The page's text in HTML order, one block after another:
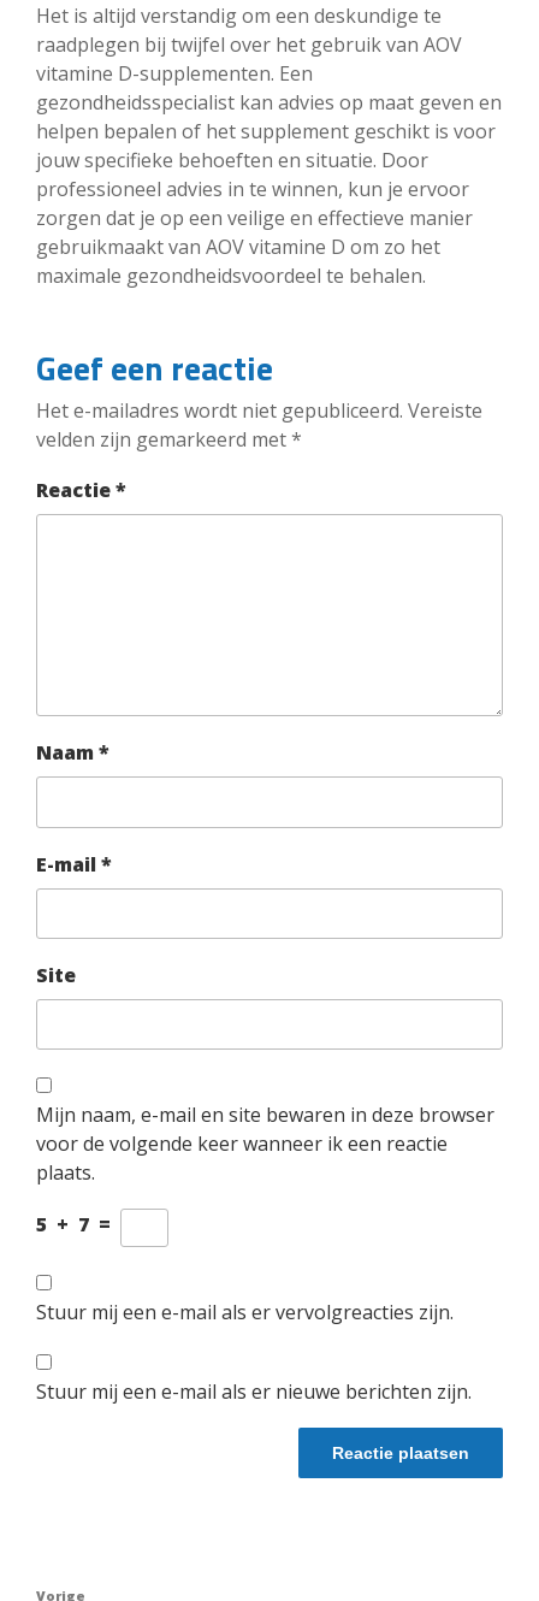
Het is altijd verstandig om een deskundige te
raadplegen bij twijfel over het gebruik van AOV
vitamine D-supplementen. Een
gezondheidsspecialist kan advies op maat geven en
helpen bepalen of het supplement geschikt is voor
jouw specifieke behoeften en situatie. Door
professioneel advies in te winnen, kun je ervoor
zorgen dat je op een veilige en effectieve manier
gebruikmaakt van AOV vitamine D om zo het
maximale gezondheidsvoordeel te behalen.
Geef een reactie
Het e-mailadres wordt niet gepubliceerd. Vereiste
velden zijn gemarkeerd met*
Reactie*
Naam *
E-mail *
Site
Mijn naam, e-mail en site bewaren in deze browser
voor de volgende keer wanneer ik een reactie
plaats.
5 + 7 =
Stuur mij een e-mail als er vervolgreacties zijn.
Stuur mij een e-mail als er nieuwe berichten zijn.
Berichtnavigatie
Vorige